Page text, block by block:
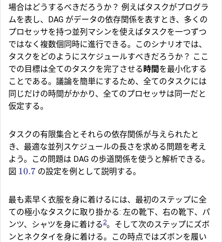
場合はどうするべきだろうか？ 例えばタスクがプログラ
ムを表し、DAG がデータの依存関係を表すとき、多くの
プロセッサを持つ並列マシンを使えばタスクを一つずつ
ではなく複数個同時に進行できる。このシナリオでは、
タスクをどのようにスケジュールすべきだろうか？ ここ
での目標は全てのタスクを完了させる 時間 を最小化する
ことである。議論を簡単にするため、全てのタスクには
同じだけの時間がかかり、全てのプロセッサは同一だと
仮定する。
タスクの有限集合とそれらの依存関係が与えられたと
き、最適な並列スケジュールの長さを求める問題を考え
よう。この問題は DAG の歩道関係を使うと解析できる。
図 10.7 の設定を例として説明する。
最も素早く衣服を身に着けるには、最初のステップに全
ての極小なタスクに取り掛かる: 左の靴下、右の靴下、パ
ンツ、シャツを身に着ける 2。そして次のステップにズボ
ンとネクタイを身に着ける。この時点ではズボンを履い